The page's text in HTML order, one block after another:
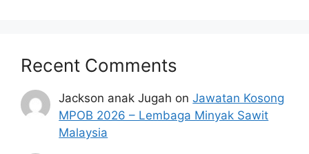
JUMLAH BANTUAN SARA
2025
Kadar bantuan yang akan diterima oleh
penerima seperti berikut:
Recent Comments
Jackson anak Jugah onJawatan Kosong
MPOB 2026 – Lembaga Minyak Sawit
Malaysia